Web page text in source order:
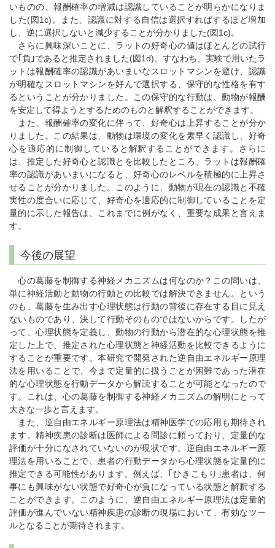
いものの、報酬確率の増減は認識していることが明らかになりま
した(図1c)。また、認識に対する自信は選択すればするほど増加
し、逆に選択しないと減少することが分かりました(図1c)。
さらに興味深いことに、ラットの好奇心の値はほとんどの試行
で｢負｣であると推定されました(図1d)。すなわち、実験で用いたラ
ットは報酬確率の認識があいまいなスロットマシンを避け、認識
が明確なスロットマシンを好んで選択する、保守的な性格を有す
るということが分かりました。この保守的な行動は、動物が報酬
を安定して得ようとするためのものと解釈することができます。
また、報酬確率の変化に伴って、好奇心は上昇することが分か
りました。この結果は、動物は環境の変化を素早く認識し、好奇
心を適応的に制御していると解釈することができます。さらに
は、推定した好奇心と認識とを比較したところ、ラットは報酬確
率の認識があいまいになると、好奇心のレベルを積極的に上昇さ
せることが分かりました。このように、動物が現在の認識と不確
実性の度合いに応じて、好奇心を適応的に制御していることを定
量的に示した報告は、これまでに例がなく、重要な成果と言えま
す。
今後の展望
心の葛藤を制御する神経メカニズムは何なのか？この問いは、
単に神経活動と動物の行動との比較では解決できません。という
のも、葛藤を生み出す心理状態は行動の背後に存在する目に見え
ないものであり、決して行動そのものではないからです。したが
って、心理状態を定義し、動物の行動から潜在的な心理状態を推
定した上で、推定された心理状態と神経活動を比較できるように
することが重要です。本研究で開発された逆自由エネルギー原理
法を用いることで、今まで定量的に扱うことが困難であった潜在
的な心理状態を行動データから解読することが可能となったので
す。これは、心の葛藤を制御する神経メカニズムの解明にとって
大きな一歩と言えます。
また、逆自由エネルギー原理法は精神医学での応用も期待され
ます。精神疾患の診断は医師による問診に頼っており、定量的な
評価が十分になされていないのが現状です。逆自由エネルギー原
理法を用いることで、患者の行動データから心理状態を定量的に
推定できる可能性があります。例えば、｢ひきこもり｣患者は、何
事にも興味がない状態で好奇心が負になっている状態と解釈する
ことができます。このように、逆自由エネルギー原理法は定量的
評価が進んでいない精神疾患の診断の現場において、有効なツー
ルとなることが期待されます。